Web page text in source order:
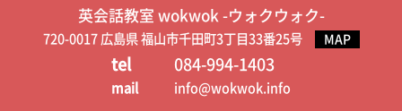
英会話教室 wokwok -ウォクウォク-
720-0017 広島県 福山市千田町3丁目33番25号 MAP
tel 084-994-1403
mail info@wokwok.info